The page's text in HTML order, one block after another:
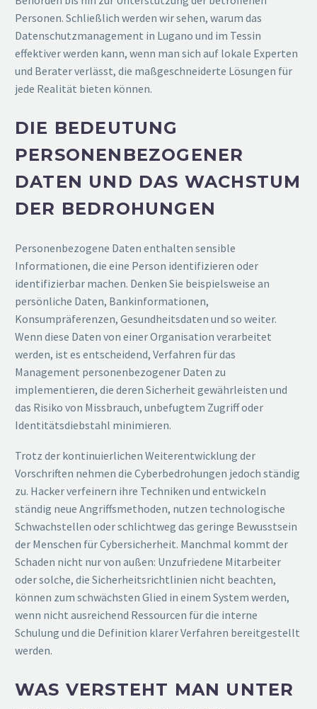
Personen. Schließlich werden wir sehen, warum das
Datenschutzmanagement in Lugano und im Tessin
effektiver werden kann, wenn man sich auf lokale Experten
und Berater verlässt, die maßgeschneiderte Lösungen für
jede Realität bieten können.
DIE BEDEUTUNG
PERSONENBEZOGENER
DATEN UND DAS WACHSTUM
DER BEDROHUNGEN
Personenbezogene Daten enthalten sensible
Informationen, die eine Person identifizieren oder
identifizierbar machen. Denken Sie beispielsweise an
persönliche Daten, Bankinformationen,
Konsumpräferenzen, Gesundheitsdaten und so weiter.
Wenn diese Daten von einer Organisation verarbeitet
werden, ist es entscheidend, Verfahren für das
Management personenbezogener Daten zu
implementieren, die deren Sicherheit gewährleisten und
das Risiko von Missbrauch, unbefugtem Zugriff oder
Identitätsdiebstahl minimieren.
Trotz der kontinuierlichen Weiterentwicklung der
Vorschriften nehmen die Cyberbedrohungen jedoch ständig
zu. Hacker verfeinern ihre Techniken und entwickeln
ständig neue Angriffsmethoden, nutzen technologische
Schwachstellen oder schlichtweg das geringe Bewusstsein
der Menschen für Cybersicherheit. Manchmal kommt der
Schaden nicht nur von außen: Unzufriedene Mitarbeiter
oder solche, die Sicherheitsrichtlinien nicht beachten,
können zum schwächsten Glied in einem System werden,
wenn nicht ausreichend Ressourcen für die interne
Schulung und die Definition klarer Verfahren bereitgestellt
werden.
WAS VERSTEHT MAN UNTER